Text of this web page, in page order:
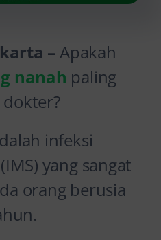
– Apakah
nanah paling
infeksi
yang sangat
orang berusia